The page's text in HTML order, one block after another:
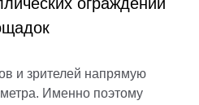
ограждений
и зрителей напрямую
Именно поэтому